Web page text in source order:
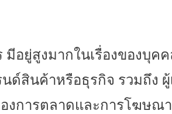
อยู่สูงมากในเรื่องของบุค
นด์สินค้าหรือธุรกิจ รวมถึง
งการตลาดและการโฆษณ